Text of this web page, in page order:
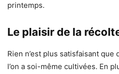
printemps.
Le plaisir de la
Rien n’est plus satisfaisant
l’on a soi-même cultivées. En